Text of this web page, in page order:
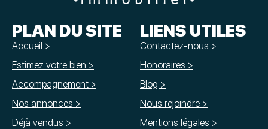
PLAN DU SITE
Accueil >
Estimez votre bien >
Accompagnement >
Nos annonces >
Déjà vendus >
LIENS UTILES
Contactez-nous >
Honoraires >
Blog >
Nous rejoindre >
Mentions légales >